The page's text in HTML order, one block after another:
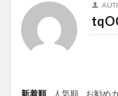
新着順 人気順 お勧め
プログラミング言語